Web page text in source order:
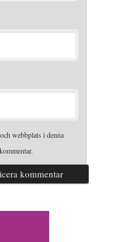
webbplats i denna